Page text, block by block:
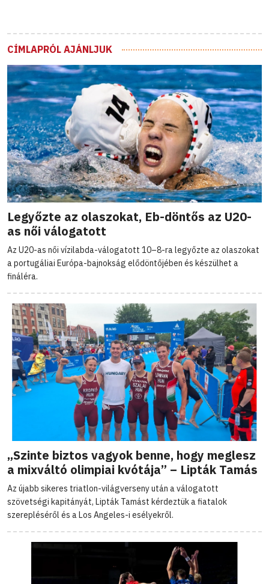
CÍMLAPRÓL AJÁNLJUK
Legyőzte az olaszokat, Eb-döntős az U20-
as női válogatott
Az U20-as női vízilabda-válogatott 10–8-ra legyőzte az olaszokat
a portugáliai Európa-bajnokság elődöntőjében és készülhet a
fináléra.
„Szinte biztos vagyok benne, hogy meglesz
a mixváltó olimpiai kvótája” – Lipták Tamás
Az újabb sikeres triatlon-világverseny után a válogatott
szövetségi kapitányát, Lipták Tamást kérdeztük a fiatalok
szerepléséről és a Los Angeles-i esélyekről.